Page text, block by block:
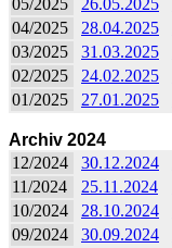
05/2025
26.05.2025
04/2025
28.04.2025
03/2025
31.03.2025
02/2025
24.02.2025
01/2025
27.01.2025
Archiv 2024
12/2024
30.12.2024
11/2024
25.11.2024
10/2024
28.10.2024
09/2024
30.09.2024